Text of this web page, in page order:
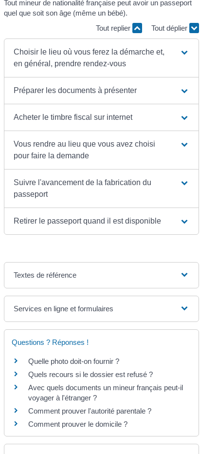
Tout mineur de nationalité française peut avoir un passeport
quel que soit son âge (même un bébé).
Tout replier
Tout déplier
Choisir le lieu où vous ferez la démarche et,
en général, prendre rendez-vous
Préparer les documents à présenter
Acheter le timbre fiscal sur internet
Vous rendre au lieu que vous avez choisi
pour faire la demande
Suivre l'avancement de la fabrication du
passeport
Retirer le passeport quand il est disponible
Textes de référence
Services en ligne et formulaires
Questions ? Réponses !
Quelle photo doit-on fournir ?
Quels recours si le dossier est refusé ?
Avec quels documents un mineur français peut-il
voyager à l'étranger ?
Comment prouver l'autorité parentale ?
Comment prouver le domicile ?